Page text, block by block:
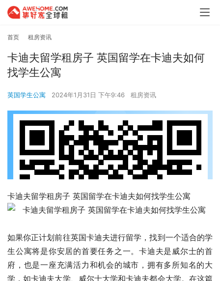
首页 租房资讯
卡迪夫留学租房子 英国留学在卡迪夫如何
找学生公寓
英国学生公寓 2024年1月31日 下午9:46 租房资讯
卡迪夫留学租房子 英国留学在卡迪夫如何找学生公寓
如果你正计划前往英国卡迪夫进行留学，找到一个适合的学
生公寓将是你安居的首要任务之一。卡迪夫是威尔士的首
府，也是一座充满活力和机会的城市，拥有多所知名的大
学，如卡迪夫大学、威尔士大学和卡迪夫都会大学。在这篇